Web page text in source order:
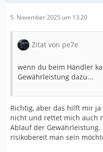
5. November 2025 um 13:20
Zitat von pe7e
wenn du beim Händler
Gewährleistung dazu...
Richtig, aber das hilft mir
nicht und rettet mich auch
Ablauf der Gewährleistung.
risikobereit man sein